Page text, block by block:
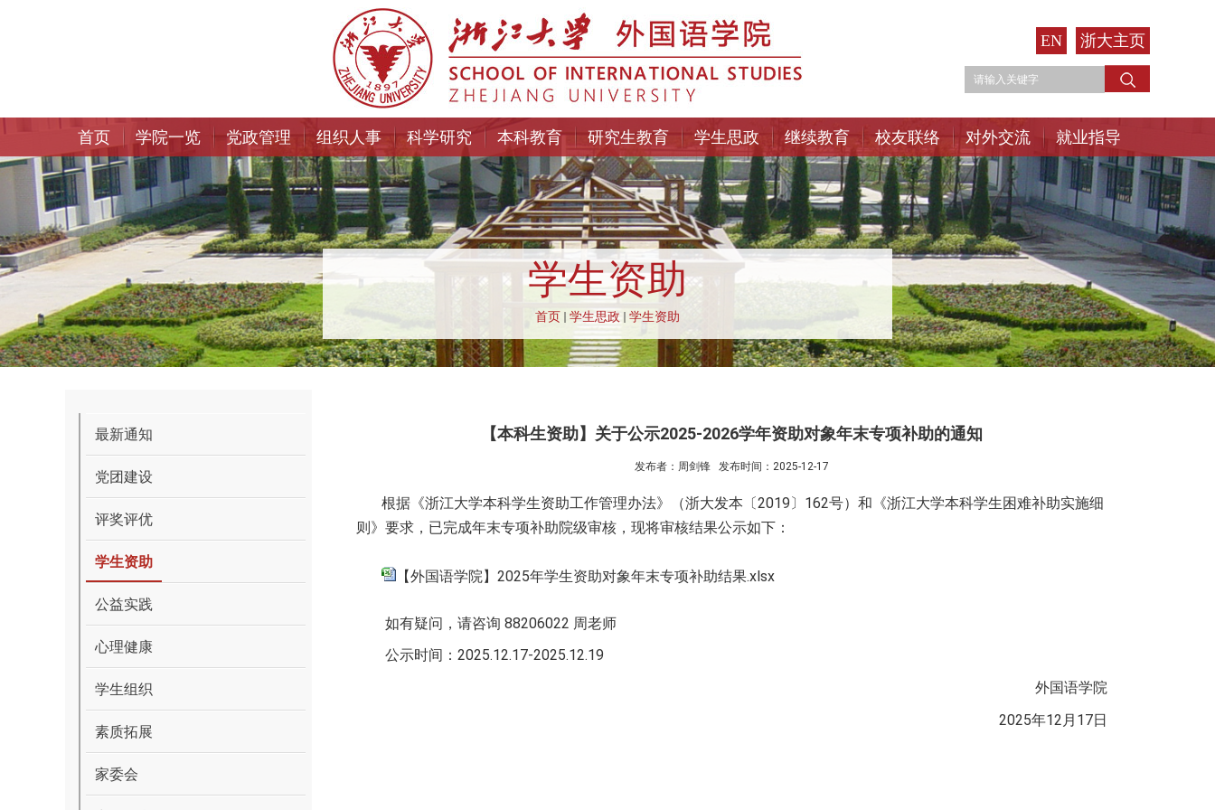
EN 浙大主页
首页 学院一览 党政管理 组织人事 科学研究 本科教育 研究生教育 学生思政 继续教育 校友联络 对外交流 就业指导
学生资助
首页 学生思政 学生资助
最新通知
党团建设
评奖评优
学生资助
公益实践
心理健康
学生组织
素质拓展
家委会
【本科生资助】关于公示2025-2026学年资助对象年末专项补助的通知
发布者：周剑锋 发布时间：2025-12-17
根据《浙江大学本科学生资助工作管理办法》（浙大发本〔2019〕 162号）和《浙江大学本科学生困难补助实施细
则》要求，已完成年末专项补助院级审核，现将审核结果公示如下：
【外国语学院】2025年学生资助对象年末专项补助结果.xlsx
如有疑问，请咨询 88206022 周老师
公示时间：2025.12.17-2025.12.19
外国语学院
2025年12月17日